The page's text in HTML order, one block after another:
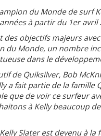
du Monde de surf
à partir du 1er avril
des objectifs majeurs
du Monde, un nombre
dans le
de Quiksilver, Bob
a fait partie de la
que de voir ce surfeur
à Kelly beaucoup
Slater est devenu à